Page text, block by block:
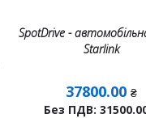
SpotDrive -
Starlink
37800.00 ₴
Без ПДВ: